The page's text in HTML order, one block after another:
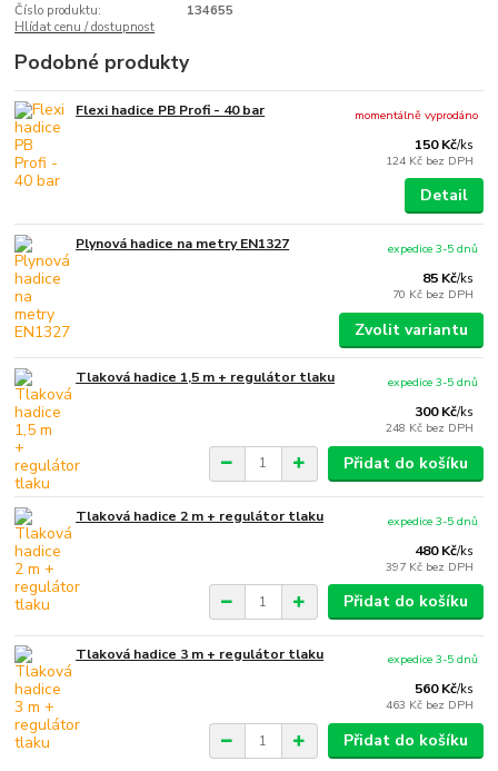
Číslo produktu:
134655
Hlídat cenu / dostupnost
Podobné produkty
Flexi hadice PB Profi - 40 bar
150 Kč/ks
124 Kč bez DPH
momentálně vyprodáno
Detail
Plynová hadice na metry EN1327
85 Kč/ks
70 Kč bez DPH
expedice 3-5 dnů
Zvolit variantu
Tlaková hadice 1,5 m + regulátor tlaku
300 Kč/ks
248 Kč bez DPH
expedice 3-5 dnů
Přidat do košíku
Tlaková hadice 2 m + regulátor tlaku
480 Kč/ks
397 Kč bez DPH
expedice 3-5 dnů
Přidat do košíku
Tlaková hadice 3 m + regulátor tlaku
560 Kč/ks
463 Kč bez DPH
expedice 3-5 dnů
Přidat do košíku